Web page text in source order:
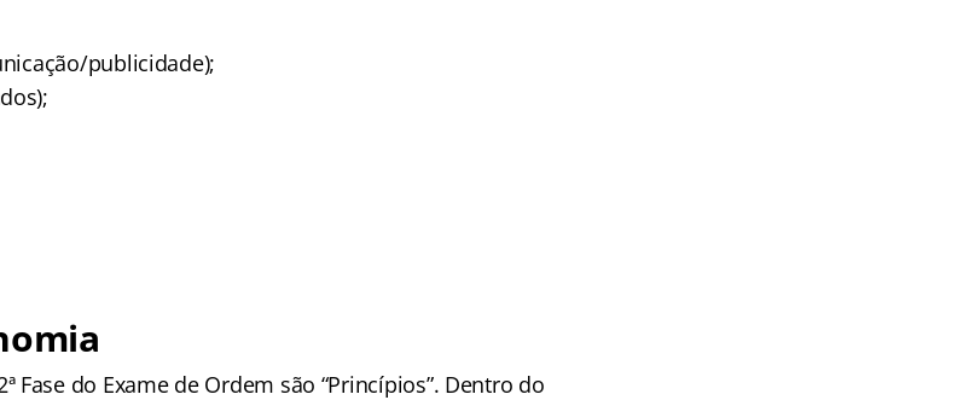
publicidade);
Fase do Exame de Ordem são “Princípios”. Dentro do